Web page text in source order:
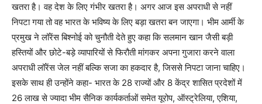
खतरा है। वह देश के लिए गंभीर खतरा है। अगर आज इस अपराधी से नहीं
निपटा गया तो वह भारत के भविष्य के लिए बड़ा खतरा बन जाएगा। भीम आर्मी के
प्रमुख ने लॉरेंस बिश्नोई को चुनौती देते हुए कहा कि सलमान खान जैसी बड़ी
हस्तियों और छोटे-बड़े व्यापारियों से फिरौती मांगकर अपना गुजारा करने वाला
अपराधी लॉरेंस जेल नहीं बल्कि सजा का हकदार है, जिससे निपटा जाना चाहिए।
इसके साथ ही उन्होंने कहा- भारत के 28 राज्यों और 8 केंद्र शासित प्रदेशों में
26 लाख से ज्यादा भीम सैनिक कार्यकर्ताओं समेत यूरोप, ऑस्ट्रेलिया, एशिया,